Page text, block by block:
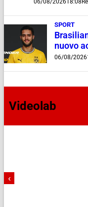
06/08/202618:08
SPORT
nuovo
06/08/2026
Videolab
‹